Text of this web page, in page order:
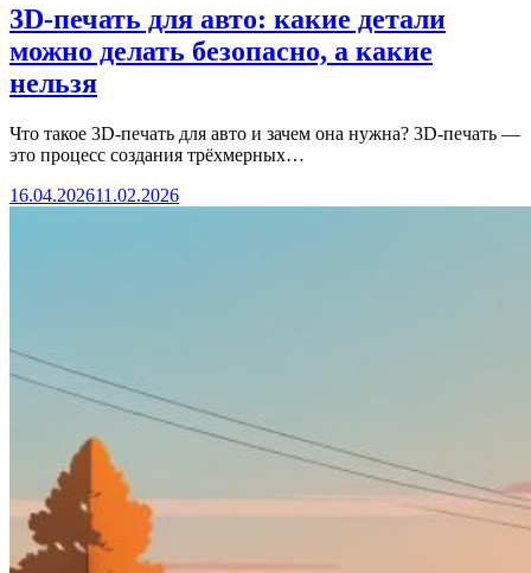
3D‑печать для авто: какие детали
можно делать безопасно, а какие
нельзя
Что такое 3D‑печать для авто и зачем она нужна? 3D‑печать —
это процесс создания трёхмерных…
16.04.202611.02.2026